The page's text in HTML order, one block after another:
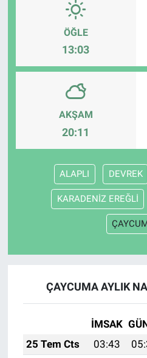
ÖĞLE
13:03
AKŞAM
20:11
ALAPLI DEVREK
KARADENİZ EREĞLİ
ÇAYCUMA AYLIK
İMSAK
25 Tem Cts
03:43